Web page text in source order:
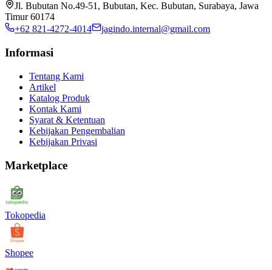
Jl. Bubutan No.49-51, Bubutan, Kec. Bubutan, Surabaya, Jawa
Timur 60174
+62 821-4272-4014
jagindo.internal@gmail.com
Informasi
Tentang Kami
Artikel
Katalog Produk
Kontak Kami
Syarat & Ketentuan
Kebijakan Pengembalian
Kebijakan Privasi
Marketplace
Tokopedia
Shopee